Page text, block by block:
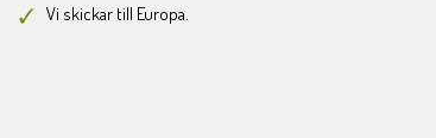
Vi skickar till Europa.